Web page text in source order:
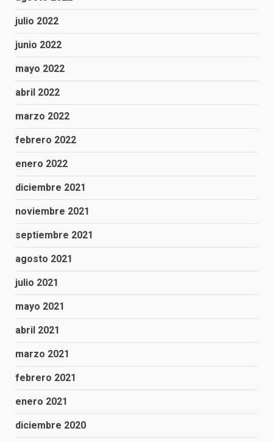
julio 2022
junio 2022
mayo 2022
abril 2022
marzo 2022
febrero 2022
enero 2022
diciembre 2021
noviembre 2021
septiembre 2021
agosto 2021
julio 2021
mayo 2021
abril 2021
marzo 2021
febrero 2021
enero 2021
diciembre 2020